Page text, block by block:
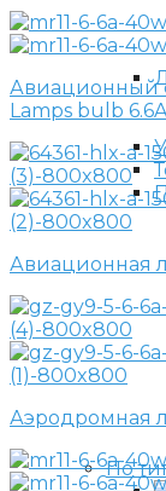
По
Авиационный
Lamps bulb
Авиационная
Аэродромная